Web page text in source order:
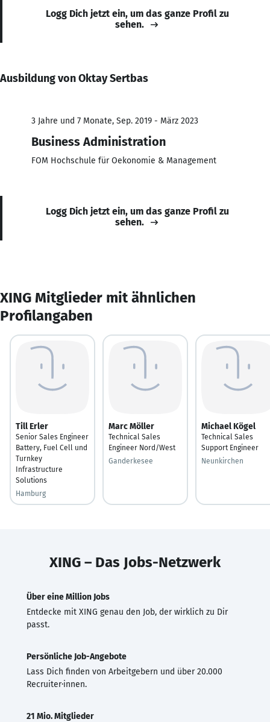
Logg Dich jetzt ein, um das ganze Profil zu
sehen.
Ausbildung von Oktay Sertbas
3 Jahre und 7 Monate, Sep. 2019 - März 2023
Business Administration
FOM Hochschule für Oekonomie & Management
Logg Dich jetzt ein, um das ganze Profil zu
sehen.
XING Mitglieder mit ähnlichen
Profilangaben
Till Erler
Senior Sales Engineer
Battery, Fuel Cell und
Turnkey
Infrastructure
Solutions
Hamburg
Marc Möller
Technical Sales
Engineer Nord/West
Ganderkesee
Michael Kögel
Technical Sales
Support Engineer
Neunkirchen
XING – Das Jobs-Netzwerk
Über eine Million Jobs
Entdecke mit XING genau den Job, der wirklich zu Dir
passt.
Persönliche Job-Angebote
Lass Dich finden von Arbeitgebern und über 20.000
Recruiter·innen.
21 Mio. Mitglieder